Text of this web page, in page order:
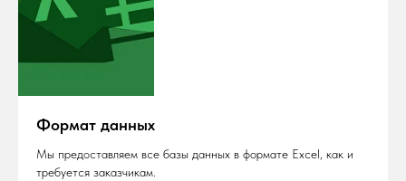
Формат данных
Мы предоставляем все базы данных в формате Excel, как и
требуется заказчикам.